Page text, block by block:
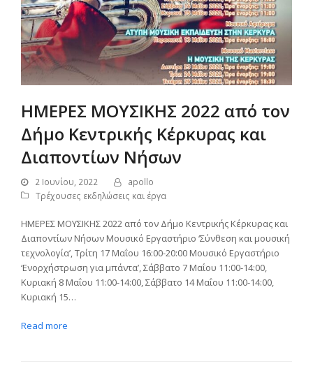
ΗΜΕΡΕΣ ΜΟΥΣΙΚΗΣ 2022 από τον
Δήμο Κεντρικής Κέρκυρας και
Διαποντίων Νήσων
2 Ιουνίου, 2022
apollo
Τρέχουσες εκδηλώσεις και έργα
ΗΜΕΡΕΣ ΜΟΥΣΙΚΗΣ 2022 από τον Δήμο Κεντρικής Κέρκυρας και
Διαποντίων Νήσων Μουσικό Εργαστήριο ‘Σύνθεση και μουσική
τεχνολογία’, Τρίτη 17 Μαΐου 16:00-20:00 Μουσικό Εργαστήριο
‘Ενορχήστρωση για μπάντα’, Σάββατο 7 Μαΐου 11:00-14:00,
Κυριακή 8 Μαΐου 11:00-14:00, Σάββατο 14 Μαΐου 11:00-14:00,
Κυριακή 15…
Read more